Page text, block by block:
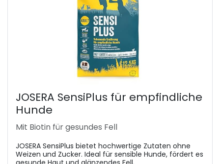
JOSERA SensiPlus für empfindliche
Hunde
Mit Biotin für gesundes Fell
JOSERA SensiPlus bietet hochwertige Zutaten ohne
Weizen und Zucker. Ideal für sensible Hunde, fördert es